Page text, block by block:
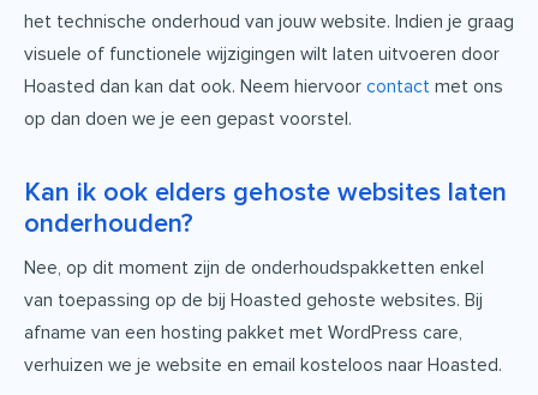
het technische onderhoud van jouw website. Indien je graag
visuele of functionele wijzigingen wilt laten uitvoeren door
Hoasted dan kan dat ook. Neem hiervoor contact met ons
op dan doen we je een gepast voorstel.
Kan ik ook elders gehoste websites laten
onderhouden?
Nee, op dit moment zijn de onderhoudspakketten enkel
van toepassing op de bij Hoasted gehoste websites. Bij
afname van een hosting pakket met WordPress care,
verhuizen we je website en email kosteloos naar Hoasted.